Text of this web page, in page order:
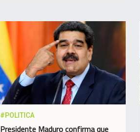
#POLITICA
Presidente Maduro confirma que